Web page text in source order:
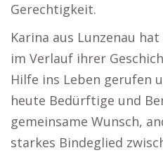
Gerechtigkeit.
Karina aus Lunzenau
im Verlauf ihrer
Hilfe ins Leben gerufen
heute Bedürftige und
gemeinsame Wunsch,
starkes Bindeglied